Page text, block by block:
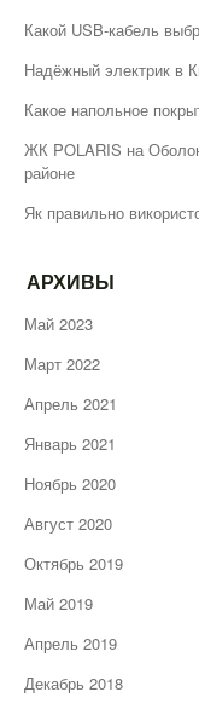
Какой USB-кабель
Надёжный электрик в
Какое напольное
ЖК POLARIS на
районе
Як правильно
АРХИВЫ
Май 2023
Март 2022
Апрель 2021
Январь 2021
Ноябрь 2020
Август 2020
Октябрь 2019
Май 2019
Апрель 2019
Декабрь 2018